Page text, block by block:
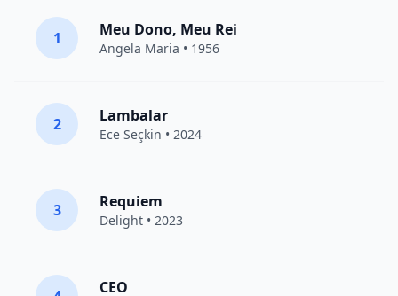
1 Meu Dono, Meu Rei
Angela Maria • 1956
2 Lambalar
Ece Seçkin • 2024
3 Requiem
Delight • 2023
CEO